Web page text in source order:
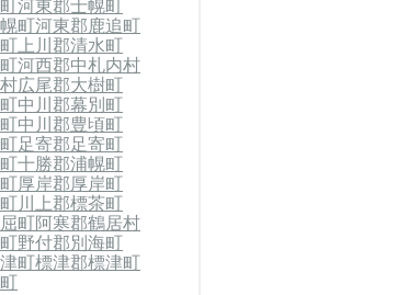
河東郡士幌町
町河東郡鹿追町
上川郡清水町
河西郡中札内村
広尾郡大樹町
中川郡幕別町
中川郡豊頃町
足寄郡足寄町
十勝郡浦幌町
厚岸郡厚岸町
川上郡標茶町
町阿寒郡鶴居村
野付郡別海町
町標津郡標津町